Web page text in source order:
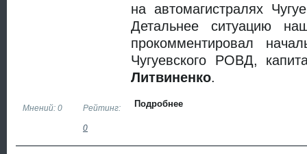
на автомагистралях
Детальнее ситуацию
прокомментировал
Чугуевского РОВД,
Литвиненко.
Подробнее
Мнений: 0 Рейтинг:
0